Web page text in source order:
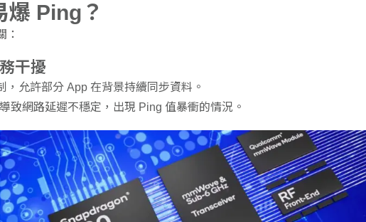
爆 Ping？
：
干擾
，允許部分 App 在背景持續同步資料。
致網路延遲不穩定，出現 Ping 值暴衝的情況。